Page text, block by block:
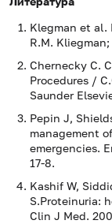
Klegman et al.
R.M.
Chernecky C.
Procedures /
Saunder
Pepin J,
management
emergencies.
17-8.
Kashif W,
S.Proteinuria:
Clin J Med.